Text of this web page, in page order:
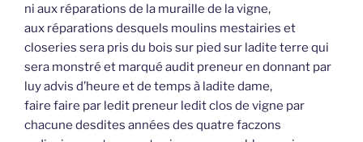
ni aux réparations de la muraille de la vigne,
aux réparations desquels moulins mestairies et
closeries sera pris du bois sur pied sur ladite terre qui
sera monstré et marqué audit preneur en donnant par
luy advis d’heure et de temps à ladite dame,
faire faire par ledit preneur ledit clos de vigne par
chacune desdites années des quatre faczons